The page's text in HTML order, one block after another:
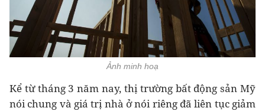
Ảnh minh hoạ
Kể từ tháng 3 năm nay, thị trường bất động sản Mỹ
nói chung và giá trị nhà ở nói riêng đã liên tục giảm